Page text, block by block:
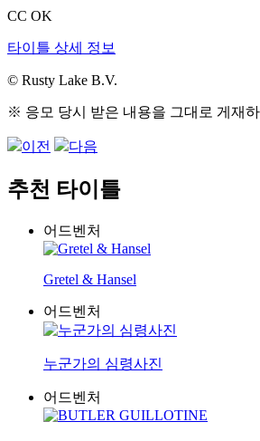
CC OK
타이틀 상세 정보
© Rusty Lake B.V.
※ 응모 당시 받은 내용을 그대로 게재
이전 다음
추천 타이틀
어드벤처
Gretel & Hansel
어드벤처
누군가의 심령사진
어드벤처